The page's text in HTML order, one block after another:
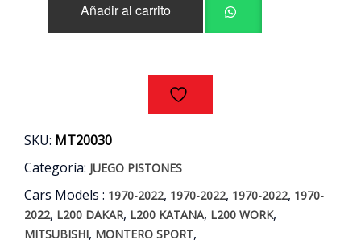
SPORT
2.5
AÑOS
01/09
cantidad
Añadir al carrito
SKU: MT20030
Categoría: JUEGO PISTONES
Cars Models : 1970-2022, 1970-2022, 1970-2022, 1970-
2022, L200 DAKAR, L200 KATANA, L200 WORK,
MITSUBISHI, MONTERO SPORT,